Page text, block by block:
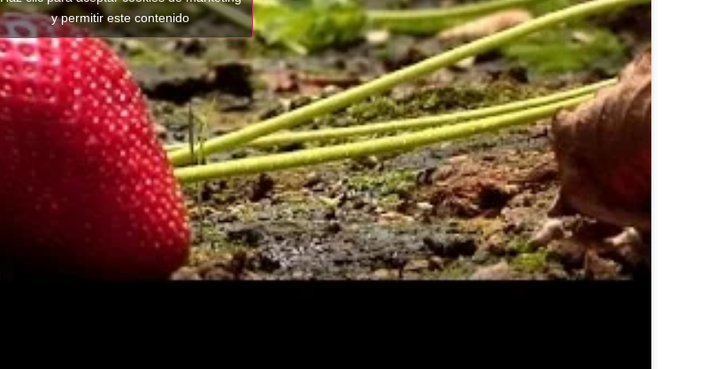
y permitir este contenido